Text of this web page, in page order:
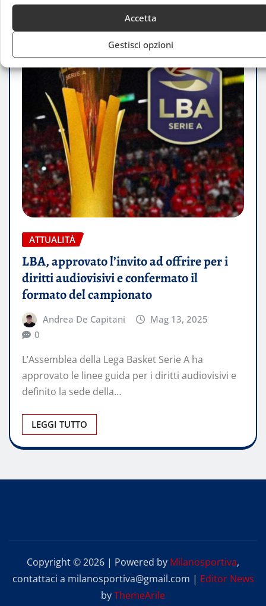
Accetta
Gestisci opzioni
ATTUALITÀ
LBA, approvato l’invito ad offrire per i
diritti audiovisivi e confermato il
formato del campionato
Andrea De Capitani
Mag 13, 2025
0
L’Assemblea della Lega Basket Serie A ha
approvato le linee guida per i diritti audiovisivi e
definito la sede della…
LEGGI TUTTO
Copyright © 2026 | Powered by Milanosportiva,
contattaci a milanosportiva@gmail.com | Editor News
byThemeArile